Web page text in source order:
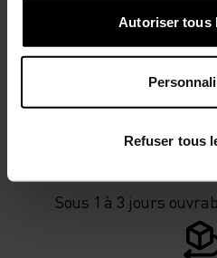
Autoriser tous
Refuser tous
Sous 1 à 3 jours